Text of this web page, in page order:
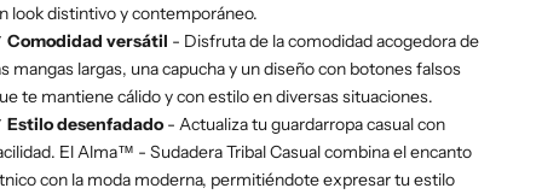
look distintivo y contemporáneo.
Comodidad versátil - Disfruta de la comodidad acogedora de
mangas largas, una capucha y un diseño con botones falsos
te mantiene cálido y con estilo en diversas situaciones.
Estilo desenfadado- Actualiza tu guardarropa casual con
El Alma™ - Sudadera Tribal Casual combina el encanto
con la moda moderna, permitiéndote expresar tu estilo